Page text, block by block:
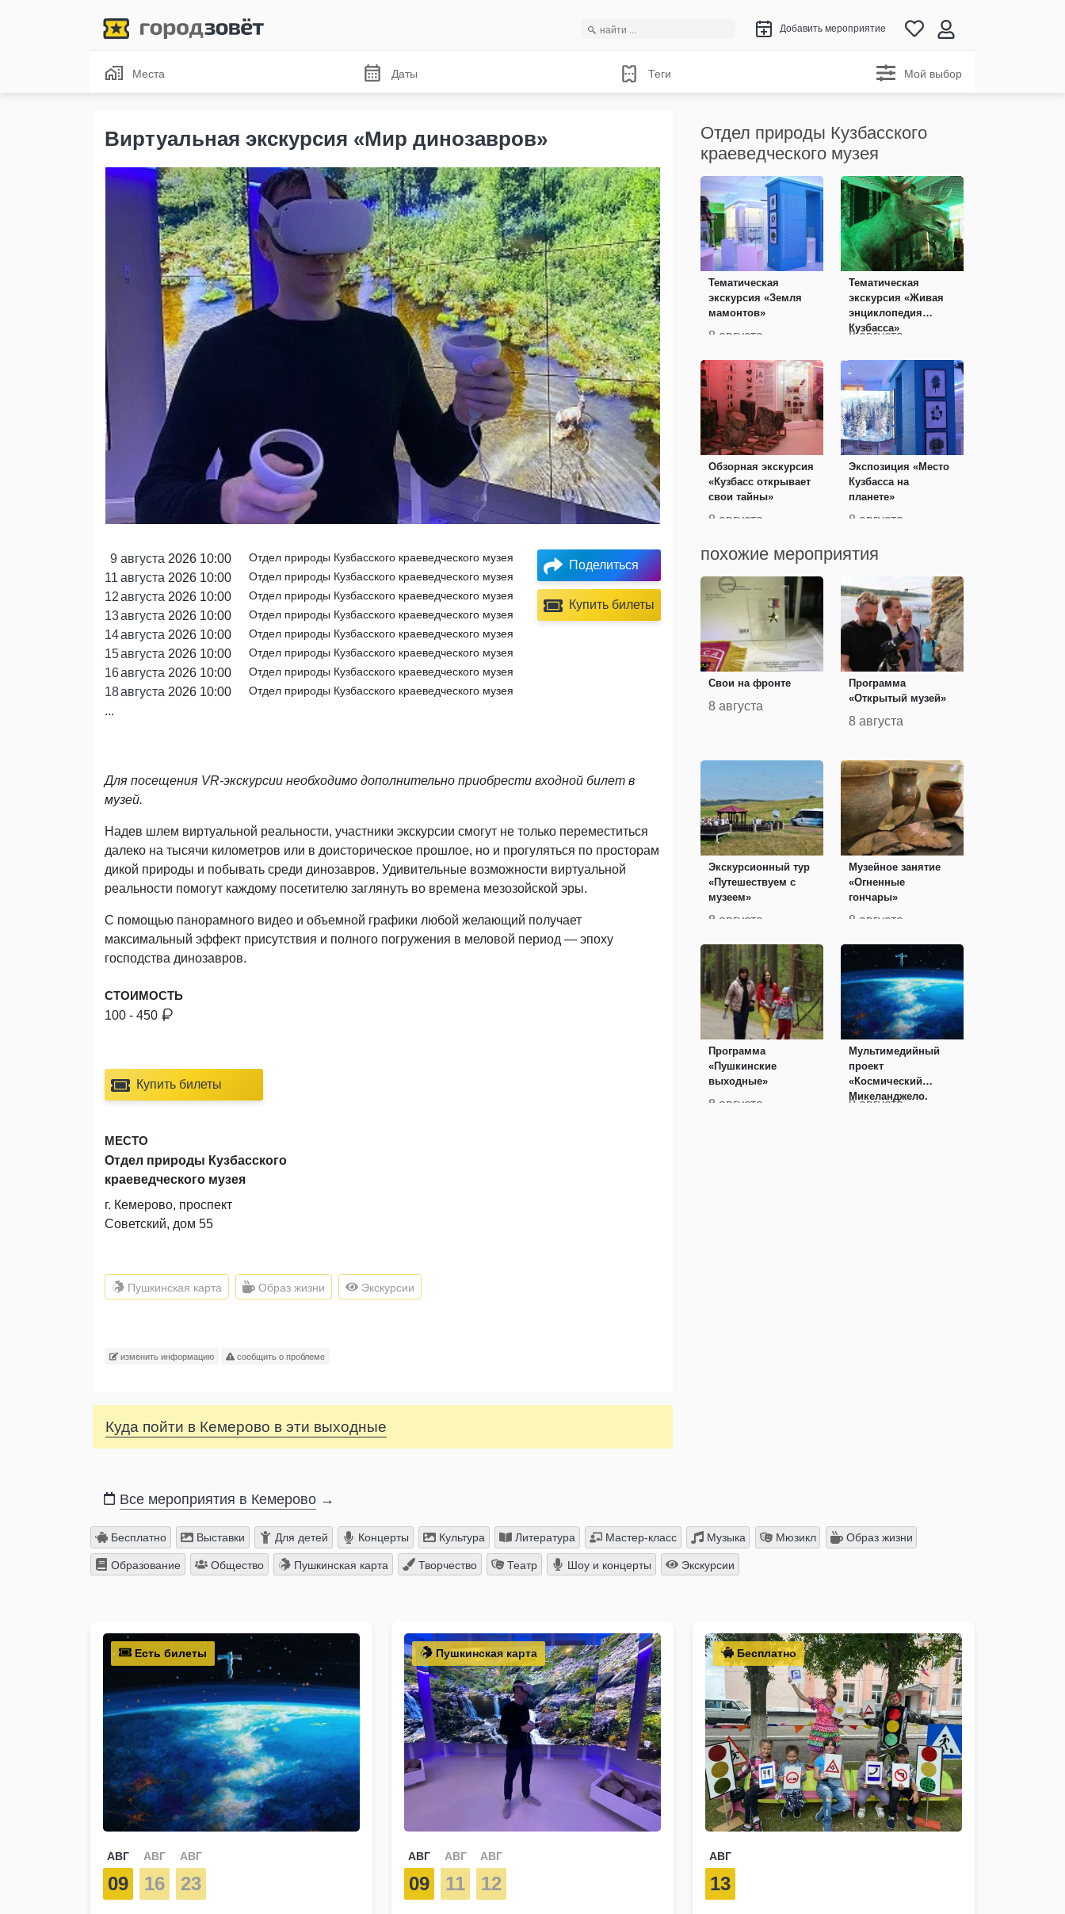
Добавить мероприятие
Места Даты Теги Мой выбор
Виртуальная экскурсия «Мир динозавров»
9 августа 2026 10:00 Отдел природы Кузбасского краеведческого музея
11 августа 2026 10:00 Отдел природы Кузбасского краеведческого музея
12августа 2026 10:00 Отдел природы Кузбасского краеведческого музея
13августа 2026 10:00 Отдел природы Кузбасского краеведческого музея
14августа 2026 10:00 Отдел природы Кузбасского краеведческого музея
15августа 2026 10:00 Отдел природы Кузбасского краеведческого музея
16августа 2026 10:00 Отдел природы Кузбасского краеведческого музея
18августа 2026 10:00 Отдел природы Кузбасского краеведческого музея
...
Поделиться
Купить билеты
Для посещения VR-экскурсии необходимо дополнительно приобрести входной билет в
музей.
Надев шлем виртуальной реальности, участники экскурсии смогут не только переместиться
далеко на тысячи километров или в доисторическое прошлое, но и прогуляться по просторам
дикой природы и побывать среди динозавров. Удивительные возможности виртуальной
реальности помогут каждому посетителю заглянуть во времена мезозойской эры.
С помощью панорамного видео и объемной графики любой желающий получает
максимальный эффект присутствия и полного погружения в меловой период — эпоху
господства динозавров.
СТОИМОСТЬ
100 - 450
Купить билеты
МЕСТО
Отдел природы Кузбасского
краеведческого музея
г. Кемерово, проспект
Советский, дом 55
Пушкинская карта Образ жизни Экскурсии
изменить информацию сообщить о проблеме
Куда пойти в Кемерово в эти выходные
Отдел природы Кузбасского
краеведческого музея
Тематическая
экскурсия «Земля
мамонтов»
8 августа
Тематическая
экскурсия «Живая
энциклопедия
Кузбасса»
8 августа
Обзорная экскурсия
«Кузбасс открывает
свои тайны»
8 августа
Экспозиция «Место
Кузбасса на
планете»
8 августа
похожие мероприятия
Свои на фронте
8 августа
Программа
«Открытый музей»
8 августа
Экскурсионный тур
«Путешествуем с
музеем»
8 августа
Музейное занятие
«Огненные
гончары»
8 августа
Программа
«Пушкинские
выходные»
8 августа
Мультимедийный
проект
«Космический
Микеланджело.
9 августа
Все мероприятия в Кемерово →
Бесплатно Выставки Для детей Концерты Культура Литература Мастер-класс Музыка Мюзикл Образ жизни
Образование Общество Пушкинская карта Творчество Театр Шоу и концерты Экскурсии
Есть билеты
АВГ
09
АВГ
16
АВГ
23
Пушкинская карта
АВГ
09
АВГ
11
АВГ
12
Бесплатно
АВГ
13